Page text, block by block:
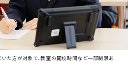
た方が対象で、教室の開校時間など一部制限あ